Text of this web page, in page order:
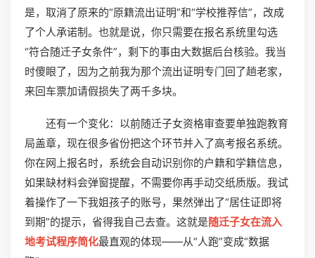
是，取消了原来的“原籍流出证明”和“学校推荐信”，改成
了个人承诺制。也就是说，你只需要在报名系统里勾选
“符合随迁子女条件”，剩下的事由大数据后台核验。我当
时傻眼了，因为之前我为那个流出证明专门回了趟老家，
来回车票加请假损失了两千多块。
还有一个变化：以前随迁子女资格审查要单独跑教育
局盖章，现在很多省份把这个环节并入了高考报名系统。
你在网上报名时，系统会自动识别你的户籍和学籍信息，
如果缺材料会弹窗提醒，不需要你再手动交纸质版。我试
着操作了一下我姐孩子的账号，果然弹出了“居住证即将
到期”的提示，省得我自己去查。这就是随迁子女在流入
地考试程序简化最直观的体现――从“人跑”变成“数据